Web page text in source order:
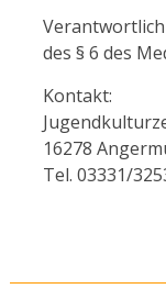
des § 6 des
Kontakt:
16278
Tel. 03331/